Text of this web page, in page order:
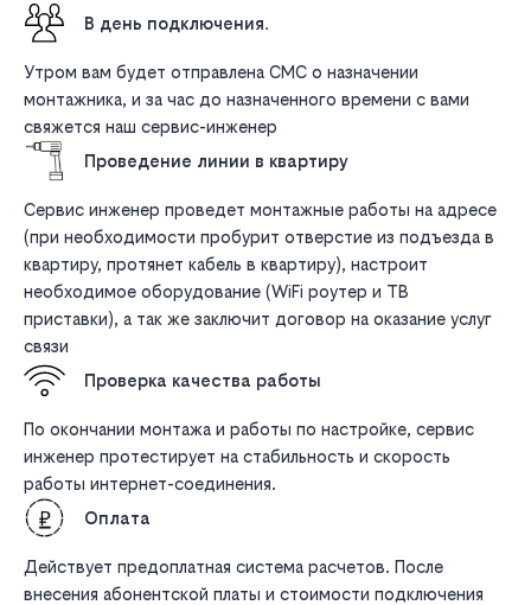
В день подключения.
Утром вам будет отправлена СМС о назначении
монтажника, и за час до назначенного времени с вами
свяжется наш сервис-инженер
Проведение линии в квартиру
Сервис инженер проведет монтажные работы на адресе
(при необходимости пробурит отверстие из подъезда в
квартиру, протянет кабель в квартиру), настроит
необходимое оборудование (WiFi роутер и ТВ
приставки), а так же заключит договор на оказание услуг
связи
Проверка качества работы
По окончании монтажа и работы по настройке, сервис
инженер протестирует на стабильность и скорость
работы интернет-соединения.
Оплата
Действует предоплатная система расчетов. После
внесения абонентской платы и стоимости подключения